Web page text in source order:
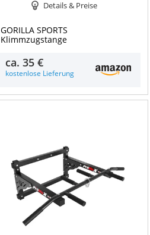
Details & Preise
GORILLA SPORTS
Klimmzugstange
ca.35 €
kostenlose Lieferung